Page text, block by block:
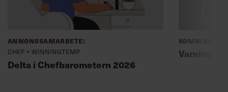
Annonssamarbete:
Chef + Winningtemp
Delta i Chefbarometern 2026
Varning